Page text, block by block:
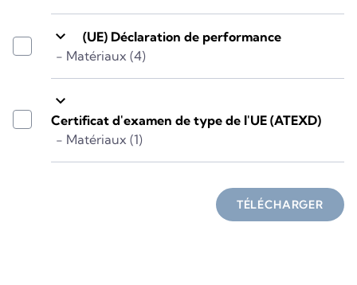
keyboard_arrow_down
(UE) Déclaration de performance
- Matériaux (4)
keyboard_arrow_down
Certificat d'examen de type de l'UE (ATEXD)
- Matériaux (1)
TÉLÉCHARGER